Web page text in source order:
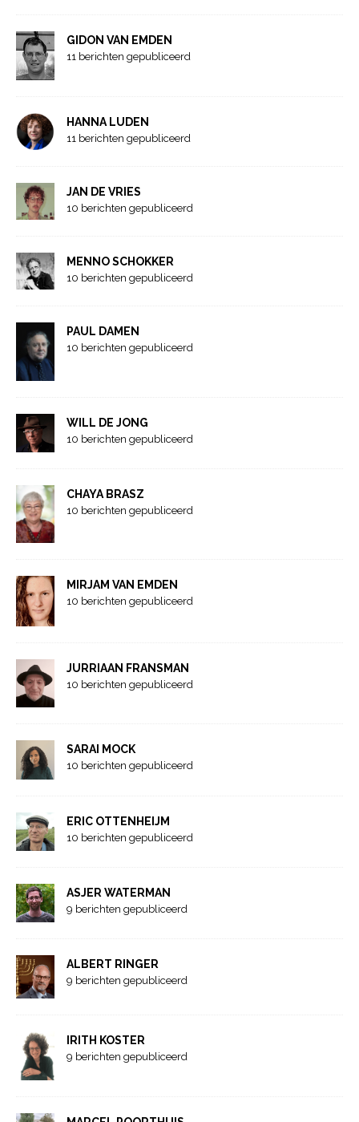
GIDON VAN EMDEN
11 berichten gepubliceerd
HANNA LUDEN
11 berichten gepubliceerd
JAN DE VRIES
10 berichten gepubliceerd
MENNO SCHOKKER
10 berichten gepubliceerd
PAUL DAMEN
10 berichten gepubliceerd
WILL DE JONG
10 berichten gepubliceerd
CHAYA BRASZ
10 berichten gepubliceerd
MIRJAM VAN EMDEN
10 berichten gepubliceerd
JURRIAAN FRANSMAN
10 berichten gepubliceerd
SARAI MOCK
10 berichten gepubliceerd
ERIC OTTENHEIJM
10 berichten gepubliceerd
ASJER WATERMAN
9 berichten gepubliceerd
ALBERT RINGER
9 berichten gepubliceerd
IRITH KOSTER
9 berichten gepubliceerd